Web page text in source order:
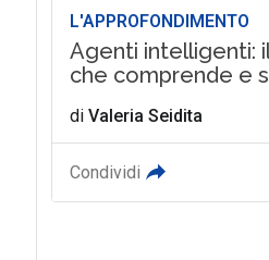
L'APPROFONDIMENTO
Agenti intelligenti: il
che comprende e
di Valeria Seidita
Condividi